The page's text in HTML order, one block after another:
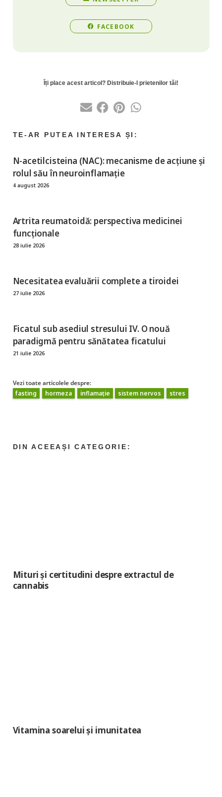
N-acetilcisteina (NAC): mecanisme de acțiune și
rolul său în neuroinflamație
4 august 2026
Artrita reumatoidă: perspectiva medicinei
funcționale
28 iulie 2026
Necesitatea evaluării complete a tiroidei
27 iulie 2026
Ficatul sub asediul stresului IV. O nouă
paradigmă pentru sănătatea ficatului
21 iulie 2026
Vezi toate articolele despre:
fasting
hormeza inflamație sistem nervos stres
FACEBOOK
Mituri și certitudini despre extractul de
cannabis
Vitamina soarelui și imunitatea